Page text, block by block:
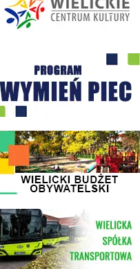
do strony - Wielicki Budżet Obywatelski
do strony Wielickiej Spółki Transportowej